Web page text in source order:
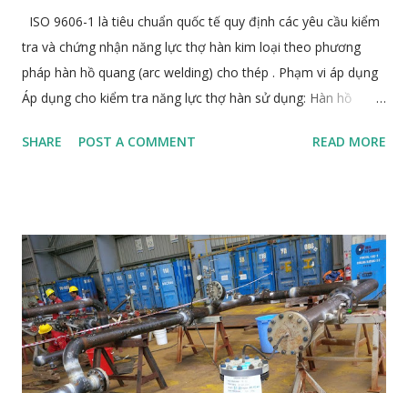
ISO 9606-1 là tiêu chuẩn quốc tế quy định các yêu cầu kiểm
tra và chứng nhận năng lực thợ hàn kim loại theo phương
pháp hàn hồ quang (arc welding) cho thép . Phạm vi áp dụng
Áp dụng cho kiểm tra năng lực thợ hàn sử dụng: Hàn hồ
(GMAW / 135, 136, 138, GTAW / 141, FCAW, SAW / 121) Hàn
Loại liên kết kiểm tra: Mối hàn đối đầu (Butt weld) Mối hàn
góc (Fillet weld) Vị trí hàn: PA (Flat), PC (Horizontal), PF
(Vertical-up), PE (Overhead), v.v. Phạm vi chứng nhận (Range
of qualification): Vật liệu (theo nhóm ISO 15608) Quá trình
hàn Loại liên kết Vị trí hàn Đường kính/thickness Sản phẩm:
Plate hoặc Pipe Tiêu chí kiểm tra: Hình dạng ngoại quan mối
SHARE POST A COMMENT READ MORE